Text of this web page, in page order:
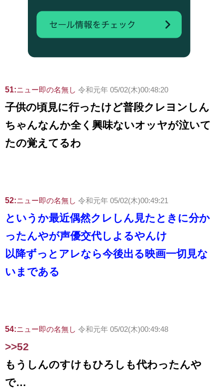
51:ニュー即の名無し 令和元年 05/02(木)00:48:20
子供の頃見に行ったけど普段クレヨンしん
ちゃんなんか全く興味ないオッヤが泣いて
たの覚えてるわ
52:ニュー即の名無し 令和元年 05/02(木)00:49:21
というか最近偶然クレしん見たときに分か
ったんやが声優交代しよるやんけ
以降ずっとアレなら今後出る映画一切見な
いまである
54:ニュー即の名無し 令和元年 05/02(木)00:49:48
>>52
もうしんのすけもひろしも代わったんや
で…